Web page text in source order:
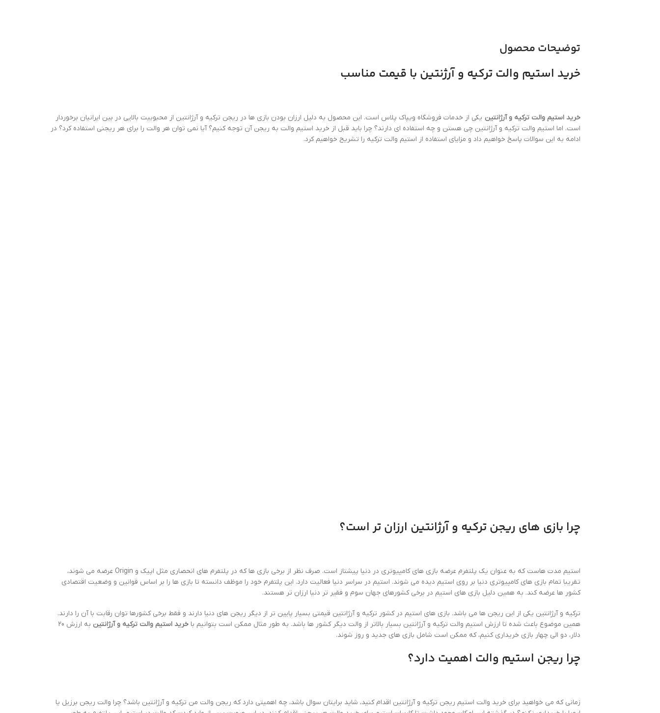
توضیحات محصول
خرید استیم والت ترکیه و آرژنتین با قیمت مناسب
خرید استیم والت ترکیه و آرژانتین یکی از خدمات فروشگاه ویپاک پلاس است. این محصول به دلیل ارزان بودن بازی ها در ریجن ترکیه و آرژانتین از محبوبیت بالایی در بین ایرانیان برخوردار
است. اما استیم والت ترکیه و آرژانتین چی هستن و چه استفاده ای دارند؟ چرا باید قبل از خرید استیم والت به ریجن آن توجه کنیم؟ آیا نمی توان هر والت را برای هر ریجنی استفاده کرد؟ در
ادامه به این سوالات پاسخ خواهیم داد و مزایای استفاده از استیم والت ترکیه را تشریح خواهیم کرد.
چرا بازی های ریجن ترکیه و آرژانتین ارزان تر است؟
استیم مدت هاست که به عنوان یک پلتفرم عرضه بازی های کامپیوتری در دنیا پیشتاز است. صرف نظر از برخی بازی ها که در پلتفرم های انحصاری مثل اپیک و Origin عرضه می شوند،
تقریبا تمام بازی های کامپیوتری دنیا بر روی استیم دیده می شوند. استیم در سراسر دنیا فعالیت دارد. این پلتفرم خود را موظف دانسته تا بازی ها را بر اساس قوانین و وضعیت اقتصادی
کشور ها عرضه کند. به همین دلیل بازی های استیم در برخی کشورهای جهان سوم و فقیر تر دنیا ارزان تر هستند.
ترکیه و آرژانتین یکی از این ریجن ها می باشد. بازی های استیم در کشور ترکیه و آرژانتین قیمتی بسیار پایین تر از دیگر ریجن های دنیا دارند و فقط برخی کشورها توان رقابت با آن را دارند.
همین موضوع باعث شده تا ارزش استیم والت ترکیه و آرژانتین بسیار بالاتر از والت دیگر کشور ها باشد. به طور مثال ممکن است بتوانیم با خرید استیم والت ترکیه و آرژانتین
به ارزش 20
دلار، دو الی چهار بازی خریداری کنیم، که ممکن است شامل بازی های جدید و روز شوند.
چرا ریجن استیم والت اهمیت دارد؟
زمانی که می خواهید برای خرید والت استیم ریجن ترکیه و آرژانتین اقدام کنید، شاید برایتان سوال باشد، چه اهمیتی دارد که ریجن والت من ترکیه و آرژانتین باشد؟ چرا والت ریجن برزیل یا